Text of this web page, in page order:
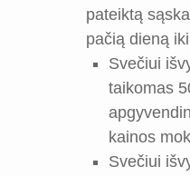
pateiktą
pačią dieną
Svečiui
taikomas
kainos
Svečiui